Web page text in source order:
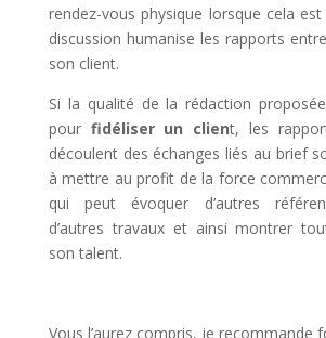
rendez-vous physique lorsque cela
discussion humanise les rapports
son client.
Si la qualité de la rédaction
pour fidéliser un client, les
découlent des échanges liés au brief
à mettre au profit de la force
qui peut évoquer d’autres
d’autres travaux et ainsi montrer
son talent.
Vous l’aurez compris, je recommande